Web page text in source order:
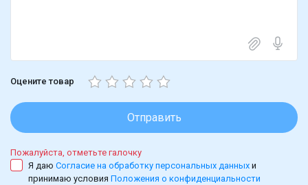
Оцените товар
Отправить
Пожалуйста, отметьте галочку
Я даю Согласие на обработку персональных данных и
принимаю условия Положения о конфиденциальности